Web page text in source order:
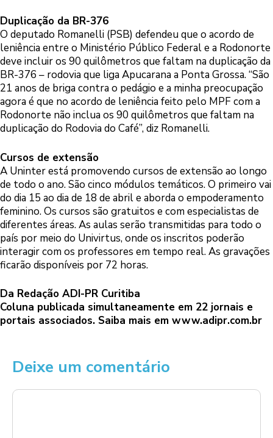
Duplicação da BR-376
O deputado Romanelli (PSB) defendeu que o acordo de
leniência entre o Ministério Público Federal e a Rodonorte
deve incluir os 90 quilômetros que faltam na duplicação da
BR-376 – rodovia que liga Apucarana a Ponta Grossa. “São
21 anos de briga contra o pedágio e a minha preocupação
agora é que no acordo de leniência feito pelo MPF com a
Rodonorte não inclua os 90 quilômetros que faltam na
duplicação do Rodovia do Café”, diz Romanelli.
Cursos de extensão
A Uninter está promovendo cursos de extensão ao longo
de todo o ano. São cinco módulos temáticos. O primeiro vai
do dia 15 ao dia de 18 de abril e aborda o empoderamento
feminino. Os cursos são gratuitos e com especialistas de
diferentes áreas. As aulas serão transmitidas para todo o
país por meio do Univirtus, onde os inscritos poderão
interagir com os professores em tempo real. As gravações
ficarão disponíveis por 72 horas.
Da Redação ADI-PR Curitiba
Coluna publicada simultaneamente em 22 jornais e
portais associados. Saiba mais em www.adipr.com.br
Deixe um comentário
Comentário